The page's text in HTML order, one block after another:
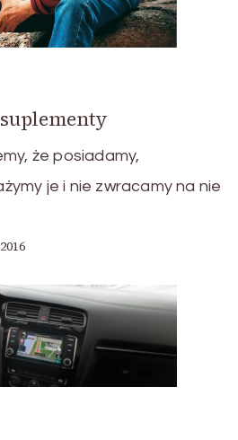
że posiadamy,
je i nie zwracamy na nie